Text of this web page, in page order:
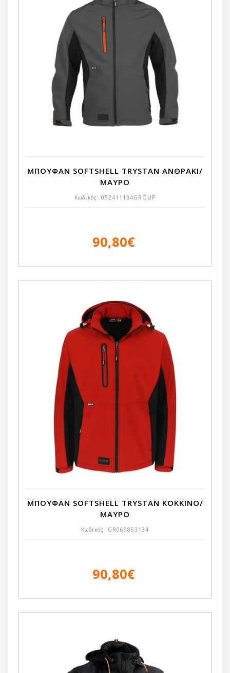
ΜΠΟΥΦΑΝ SOFTSHELL TRYSTAN ΑΝΘΡΑΚΙ/
ΜΑΥΡΟ
Κωδικός: 052411134GROUP
90,80€
ΜΠΟΥΦΑΝ SOFTSHELL TRYSTAN ΚΟΚΚΙΝΟ/
ΜΑΥΡΟ
Κωδικός: GR069853134
90,80€